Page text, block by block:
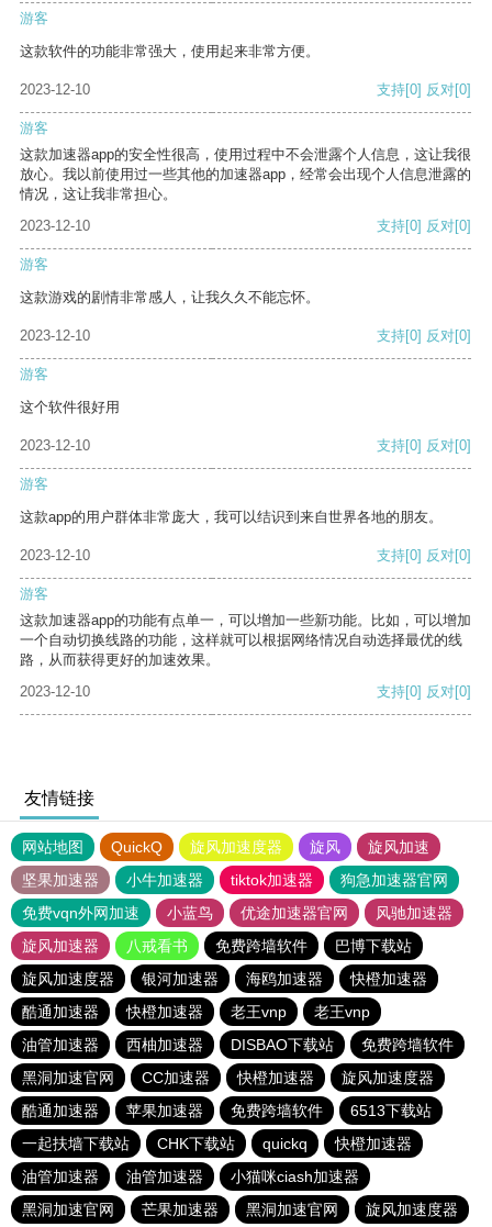
游客
这款软件的功能非常强大，使用起来非常方便。
2023-12-10 支持[0] 反对[0]
游客
这款加速器app的安全性很高，使用过程中不会泄露个人信息，这让我很
放心。我以前使用过一些其他的加速器app，经常会出现个人信息泄露的
情况，这让我非常担心。
2023-12-10
支持[0] 反对[0]
游客
这款游戏的剧情非常感人，让我久久不能忘怀。
2023-12-10 支持[0] 反对[0]
游客
这个软件很好用
2023-12-10 支持[0] 反对[0]
游客
这款app的用户群体非常庞大，我可以结识到来自世界各地的朋友。
2023-12-10 支持[0] 反对[0]
游客
这款加速器app的功能有点单一，可以增加一些新功能。比如，可以增加
一个自动切换线路的功能，这样就可以根据网络情况自动选择最优的线
路，从而获得更好的加速效果。
2023-12-10
支持[0] 反对[0]
友情链接
网站地图 QuickQ 旋风加速度器 旋风
旋风加速
坚果加速器
小牛加速器 tiktok加速器
狗急加速器官网
免费vqn外网加速
小蓝鸟 优途加速器官网
风驰加速器
旋风加速器
八戒看书 免费跨墙软件
巴博下载站
旋风加速度器
银河加速器 海鸥加速器
快橙加速器
酷通加速器
快橙加速器 老王vnp
老王vnp
油管加速器
西柚加速器 DISBAO下载站
免费跨墙软件
黑洞加速官网
CC加速器 快橙加速器
旋风加速度器
酷通加速器
苹果加速器 免费跨墙软件
6513下载站
一起扶墙下载站
CHK下载站 quickq
快橙加速器
油管加速器
油管加速器
小猫咪ciash加速器
黑洞加速官网
芒果加速器 黑洞加速官网 旋风加速度器